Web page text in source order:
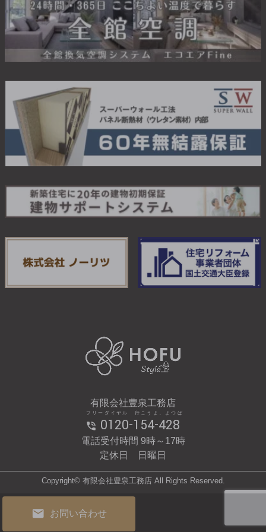
お問い合わせ
有限会社豊泉工務店
0120-154-428
フリーダイヤル 行こうよ、よつば
電話受付時間 9時～17時
定休日 日曜日
Copyright© 有限会社豊泉工務店 All Rights Reserved.